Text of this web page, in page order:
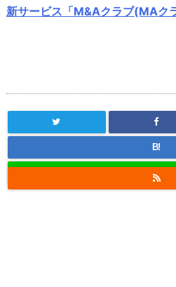
新サービス「M&Aクラブ(MAク
B!